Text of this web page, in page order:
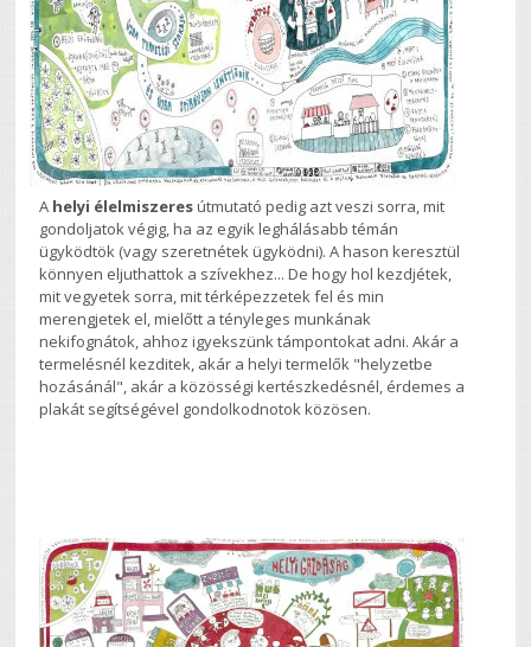
A helyi élelmiszeresútmutató pedig azt veszi sorra, mit
gondoljatok végig, ha az egyik leghálásabb témán
ügyködtök (vagy szeretnétek ügyködni). A hason keresztül
könnyen eljuthattok a szívekhez... De hogy hol kezdjétek,
mit vegyetek sorra, mit térképezzetek fel és min
merengjetek el, mielőtt a tényleges munkának
nekifognátok, ahhoz igyekszünk támpontokat adni. Akár a
termelésnél kezditek, akár a helyi termelők "helyzetbe
hozásánál", akár a közösségi kertészkedésnél, érdemes a
plakát segítségével gondolkodnotok közösen.